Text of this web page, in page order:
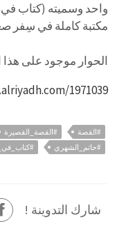
واحد وسميته (كتاب في
مكتبة كاملة في سِفر
الحوار موجود على هذا
1971039
#القصة #القصة_القصيرة
#حاتم_الشهري
شارك التدوينة !